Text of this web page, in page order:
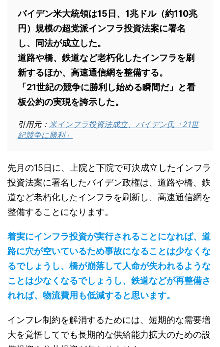
バイデン米大統領は15日、1兆ドル（約110兆
円）規模の超党派インフラ投資法案に署名
し、同法が成立した。
道路や橋、鉄道など老朽化したインフラを刷
新するほか、高速通信網を整備する。
「21世紀の競争に勝利し始める瞬間だ」と看
板公約の実現を誇示した。
引用元： 米インフラ投資法成立、バイデン氏「21世
紀競争に勝利」
先月の15日に、上院と下院で可決成立したインフラ
投資法案に署名したバイデン政権は、道路や橋、鉄
道など老朽化したインフラを刷新し、高速通信網を
整備することになります。
着実にインフラ投資が実行されることになれば、道
路に穴が空いているため事故になることは少なくな
るでしょうし、橋が崩落して人命が失われるような
ことは少なくなるでしょうし、鉄道などが再整備さ
れれば、物流費用も低減すると思います。
インフレ制約を解消するためには、短期的な需要増
大を覚悟してでも長期的な供給能力拡大のための設